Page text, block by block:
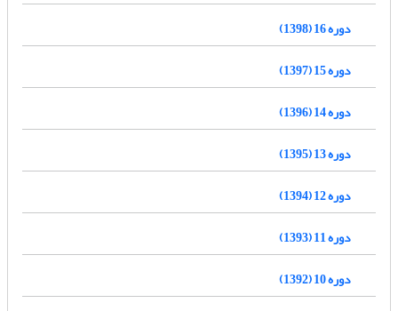
دوره 16 (1398)
دوره 15 (1397)
دوره 14 (1396)
دوره 13 (1395)
دوره 12 (1394)
دوره 11 (1393)
دوره 10 (1392)